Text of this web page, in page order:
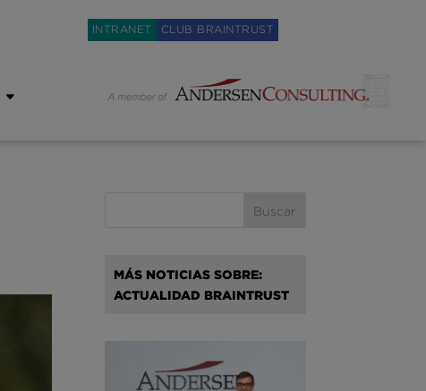
INTRANET CLUB BRAINTRUST
MÁS NOTICIAS SOBRE:
ACTUALIDAD BRAINTRUST